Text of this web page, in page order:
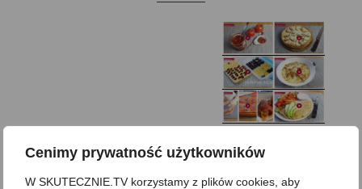
Cenimy prywatność użytkowników
W SKUTECZNIE.TV korzystamy z plików cookies, aby
Domowy ketchup (bez
cukru)
Tarta francuska z
cebulą i pomidorem
Domowe żelki
Zupa kurkowa z
selerem i pietruszką
Zapiekany naleśnik z